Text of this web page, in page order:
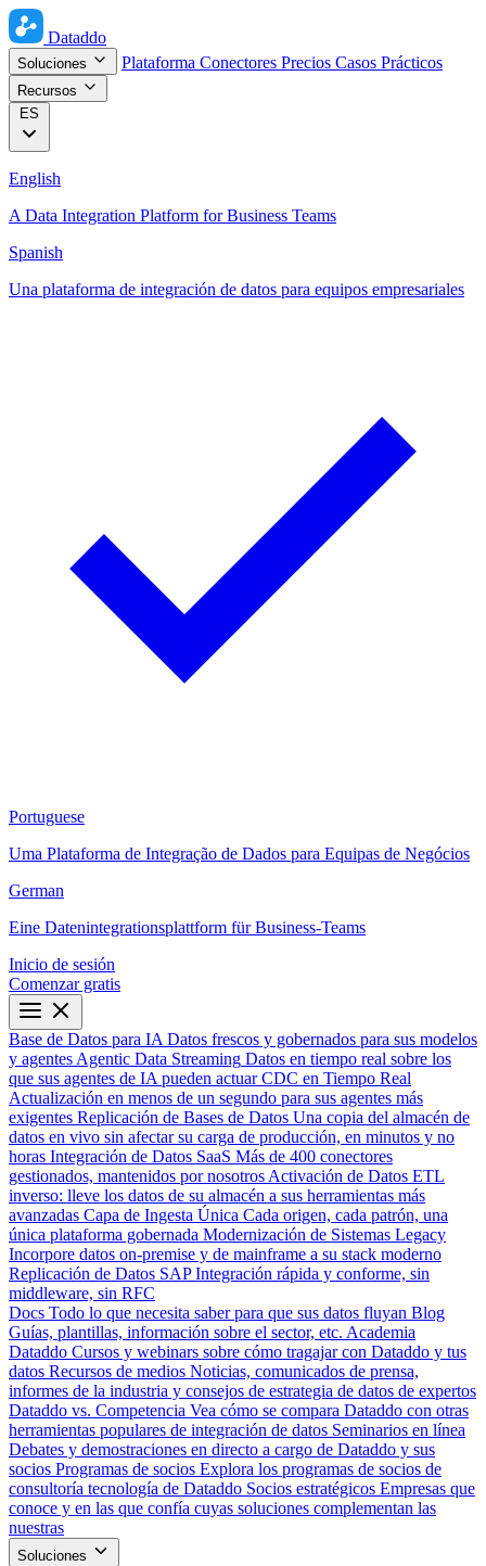
Dataddo
Soluciones Plataforma Conectores Precios Casos Prácticos
Recursos
ES
English
A Data Integration Platform for Business Teams
Spanish
Una plataforma de integración de datos para equipos empresariales
Portuguese
Uma Plataforma de Integração de Dados para Equipas de Negócios
German
Eine Datenintegrationsplattform für Business-Teams
Inicio de sesión
Comenzar gratis
Base de Datos para IA Datos frescos y gobernados para sus modelos
y agentes Agentic Data Streaming Datos en tiempo real sobre los
que sus agentes de IA pueden actuar CDC en Tiempo Real
Actualización en menos de un segundo para sus agentes más
exigentes Replicación de Bases de Datos Una copia del almacén de
datos en vivo sin afectar su carga de producción, en minutos y no
horas Integración de Datos SaaS Más de 400 conectores
gestionados, mantenidos por nosotros Activación de Datos ETL
inverso: lleve los datos de su almacén a sus herramientas más
avanzadas Capa de Ingesta Única Cada origen, cada patrón, una
única plataforma gobernada Modernización de Sistemas Legacy
Incorpore datos on-premise y de mainframe a su stack moderno
Replicación de Datos SAP Integración rápida y conforme, sin
middleware, sin RFC
Docs Todo lo que necesita saber para que sus datos fluyan Blog
Guías, plantillas, información sobre el sector, etc. Academia
Dataddo Cursos y webinars sobre cómo tragajar con Dataddo y tus
datos Recursos de medios Noticias, comunicados de prensa,
informes de la industria y consejos de estrategia de datos de expertos
Dataddo vs. Competencia Vea cómo se compara Dataddo con otras
herramientas populares de integración de datos Seminarios en línea
Debates y demostraciones en directo a cargo de Dataddo y sus
socios Programas de socios Explora los programas de socios de
consultoría tecnología de Dataddo Socios estratégicos Empresas que
conoce y en las que confía cuyas soluciones complementan las
nuestras
Soluciones